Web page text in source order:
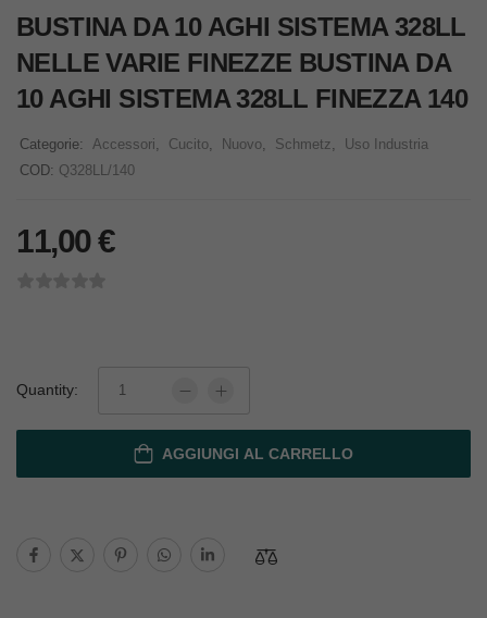
BUSTINA DA 10 AGHI SISTEMA 328LL
NELLE VARIE FINEZZE BUSTINA DA
10 AGHI SISTEMA 328LL FINEZZA 140
Categorie: Accessori Cucito Nuovo Schmetz
Uso Industria
COD: Q328LL/140
11,00€
Quantity:
AGGIUNGI AL CARRELLO